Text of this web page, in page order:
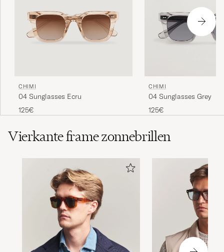
CHIMI
04 Sunglasses Ecru
125€
CHIMI
04 Sunglasses Grey
125€
Vierkante frame zonnebrillen